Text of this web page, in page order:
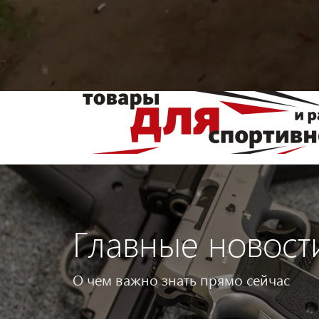
Главные
О чем важно знать прямо сейчас